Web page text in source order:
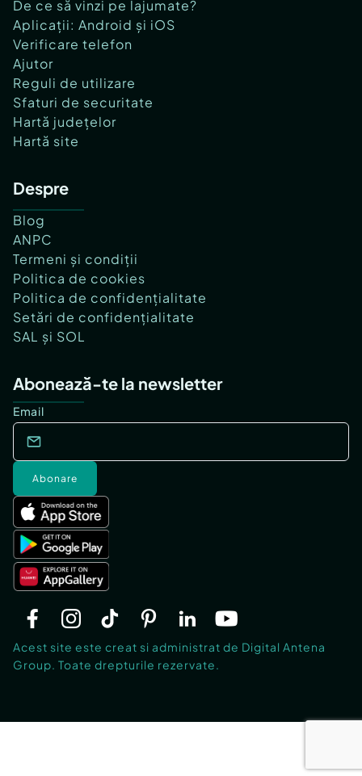
De ce să vinzi pe lajumate?
Aplicații: Android și iOS
Verificare telefon
Ajutor
Reguli de utilizare
Sfaturi de securitate
Hartă județelor
Hartă site
Despre
Blog
ANPC
Termeni și condiții
Politica de cookies
Politica de confidențialitate
Setări de confidențialitate
SAL și SOL
Abonează-te la newsletter
Email
Abonare
Acest site este creat si administrat de Digital Antena
Group. Toate drepturile rezervate.